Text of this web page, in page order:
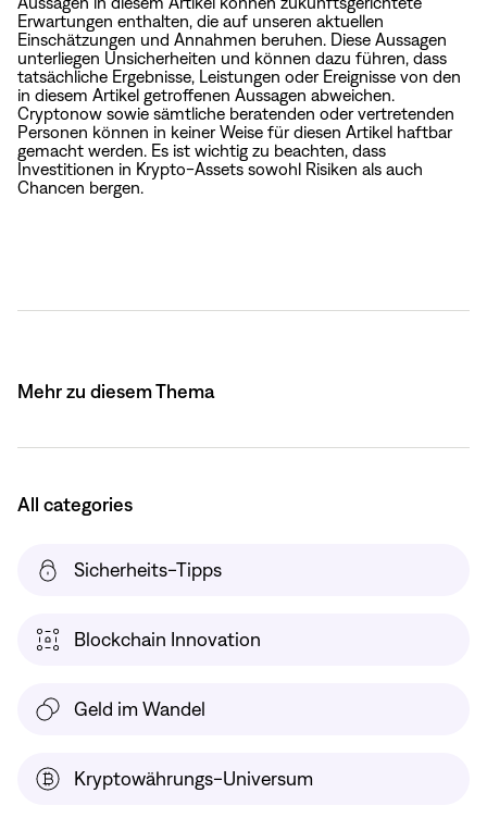
Erwartungen enthalten, die auf unseren aktuellen
Einschätzungen und Annahmen beruhen. Diese Aussagen
unterliegen Unsicherheiten und können dazu führen, dass
tatsächliche Ergebnisse, Leistungen oder Ereignisse von den
in diesem Artikel getroffenen Aussagen abweichen.
Cryptonow sowie sämtliche beratenden oder vertretenden
Personen können in keiner Weise für diesen Artikel haftbar
gemacht werden. Es ist wichtig zu beachten, dass
Investitionen in Krypto-Assets sowohl Risiken als auch
Chancen bergen.
Mehr zu diesem Thema
All categories
Sicherheits-Tipps
Blockchain Innovation
Geld im Wandel
Kryptowährungs-Universum